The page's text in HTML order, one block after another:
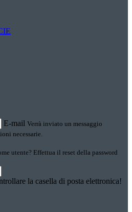
E-mail Verrà inviato un messaggio
necessarie.
utente? Effettua il reset della password
la casella di posta elettronica!